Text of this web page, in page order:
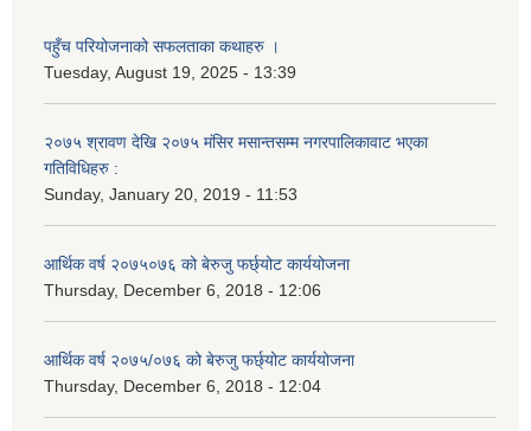
पहुँच परियोजनाको सफलताका कथाहरु ।
Tuesday, August 19, 2025 - 13:39
२०७५ श्रावण देखि २०७५ मंसिर मसान्तसम्म नगरपालिकावाट भएका
गतिविधिहरु :
Sunday, January 20, 2019 - 11:53
आर्थिक वर्ष २०७५०७६ को बेरुजु फर्छ्योट कार्ययोजना
Thursday, December 6, 2018 - 12:06
आर्थिक वर्ष २०७५/०७६ को बेरुजु फर्छ्योट कार्ययोजना
Thursday, December 6, 2018 - 12:04